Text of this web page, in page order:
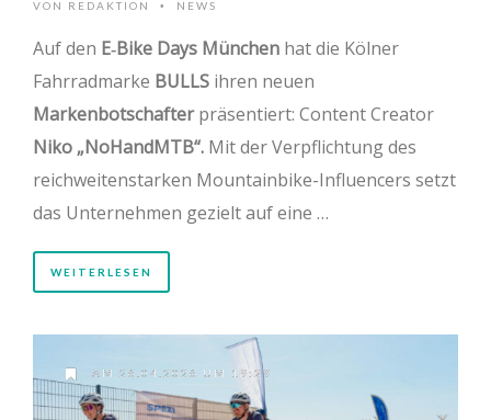
VON REDAKTION • NEWS
Auf den E‑Bike Days München hat die Kölner
Fahrradmarke BULLS ihren neuen
Markenbotschafterpräsentiert: Content Creator
Niko „NoHandMTB“. Mit der Verpflichtung des
reichweitenstarken Mountainbike-Influencers setzt
das Unternehmen gezielt auf eine …
WEITERLESEN
AM 26.04.2026 UM 19:29